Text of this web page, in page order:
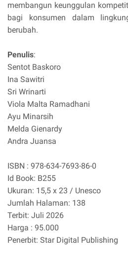
membangun keunggulan
bagi konsumen dalam
berubah.
Penulis:
Sentot Baskoro
Ina Sawitri
Sri Wrinarti
Viola Malta Ramadhani
Ayu Minarsih
Melda Gienardy
Andra Juansa
ISBN : 978-634-7693-86-0
Id Book: B255
Ukuran: 15,5 x 23 / Unesco
Jumlah Halaman: 138
Terbit: Juli 2026
Harga : 95.000
Penerbit: Star Digital Publishing